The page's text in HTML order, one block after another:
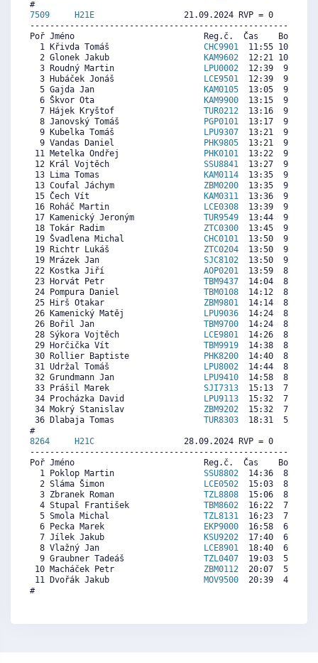
7509
H21E
21.09.2024 RVP = 0     IP
Poř Jméno                          Reg.č.  Čas    Body
  1 Křivda Tomáš
CHC9901
11:55 10611
  2 Glonek Jakub
KAM9602
12:21 10249
  3 Roudný Martin
LPU0002
12:39  9998
  3 Hubáček Jonáš
LCE9501
12:39  9998
  5 Gajda Jan
KAM0105
13:05  9636
  6 Škvor Ota
KAM9900
13:15  9497
  7 Hájek Kryštof
TUR0212
13:16  9483
  8 Janovský Tomáš
PGP0101
13:17  9469
  9 Kubelka Tomáš
LPU9307
13:21  9413
  9 Vandas Daniel
PHK9805
13:21  9413
11 Metelka Ondřej
PHK0101
13:22  9399
12 Král Vojtěch SSU8841
13:27  9330
13 Lima Tomas
KAM0114
13:35  9218
13 Coufal Jáchym ZBM0200
13:35  9218
15 Čech Vít
KAM0311
13:36  9204
16 Roháč Martin
LCE0308
13:39  9162
17 Kamenický Jeroným TUR9549
13:44  9093
18 Tokár Radim ZTC0300
13:45  9079
19 Švadlena Michal CHC0101
13:50  9009
19 Richtr Lukáš ZTC0204
13:50  9009
19 Mrázek Jan SJC8102
13:50  9009
22 Kostka Jiří AOP0201
13:59  8884
23 Horvát Petr TBM9437
14:04  8814
24 Pompura Daniel TBM0108
14:12  8703
25 Hirš Otakar ZBM9801
14:14  8675
26 Kamenický Matěj
LPU9036
14:24  8535
26 Bořil Jan TBM9700
14:24  8535
28 Sýkora Vojtěch
LCE9801
14:26  8508
29 Horčička Vít TBM9919
14:38  8340
30 Rollier Baptiste
PHK8200
14:40  8313
31 Udržal Tomáš
LPU8002
14:44  8257
32 Grundmann Jan
LPU9410
14:58  8062
33 Prášil Marek SJI7313
15:13  7853
34 Procházka David
LPU9113
15:32  7588
34 Mokrý Stanislav ZBM9202
15:32  7588
36 Dlabaja Tomas TUR8303
18:31  5094
8264
H21C
28.09.2024 RVP = 0     IP
Poř Jméno                          Reg.č.  Čas    Body
  1 Poklop Martin
SSU8802
14:36  8284
  2 Sláma Šimon
LCE0502
15:03  8040
  3 Zbranek Roman
TZL8808
15:06  8013
  4 Stupal František
TBM8602
16:22  7324
  5 Smola Michal
TZL8131
16:23  7315
  6 Pecka Marek
EKP9000
16:58  6997
  7 Jílek Jakub
KSU9202
17:40  6617
  8 Vlažný Jan
LCE8901
18:40  6073
  9 Graubner Tadeáš
TZL0407
19:03  5864
10 Macháček Petr ZBM0112
20:07  5284
11 Dvořák Jakub MOV9500
20:39  4994
#